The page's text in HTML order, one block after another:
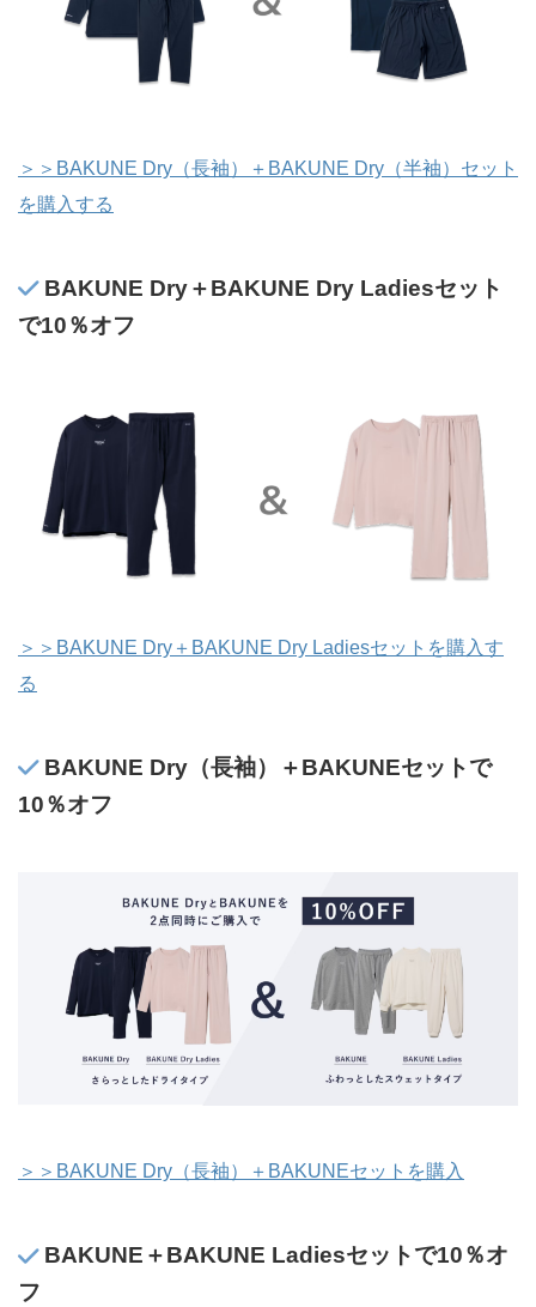
＞＞BAKUNE Dry（長袖）＋BAKUNE Dry（半袖）セット
を購入する
BAKUNE Dry＋BAKUNE Dry Ladiesセット
で10％オフ
＞＞BAKUNE Dry＋BAKUNE Dry Ladiesセットを購入す
る
BAKUNE Dry（長袖）＋BAKUNEセットで
10％オフ
＞＞BAKUNE Dry（長袖）＋BAKUNEセットを購入
BAKUNE＋BAKUNE Ladiesセットで10％オ
フ